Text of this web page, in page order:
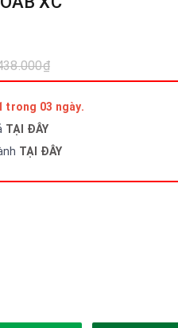
trong 03 ngày.
TẠI ĐÂY
TẠI ĐÂY